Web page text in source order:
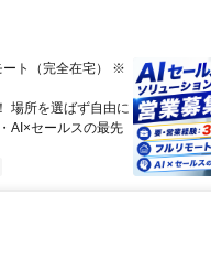
ート（完全在宅） ※
場所を選ばず自由に
AI×セールスの最先